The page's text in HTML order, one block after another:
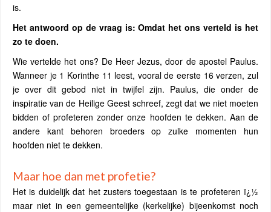
is.
Het antwoord op de vraag is: Omdat het ons verteld is het
zo te doen.
Wie vertelde het ons? De Heer Jezus, door de apostel Paulus.
Wanneer je 1 Korinthe 11 leest, vooral de eerste 16 verzen, zul
je over dit gebod niet in twijfel zijn. Paulus, die onder de
inspiratie van de Heilige Geest schreef, zegt dat we niet moeten
bidden of profeteren zonder onze hoofden te dekken. Aan de
andere kant behoren broeders op zulke momenten hun
hoofden niet te dekken.
Maar hoe dan met profetie?
Het is duidelijk dat het zusters toegestaan is te profeteren ï¿½
maar niet in een gemeentelijke (kerkelijke) bijeenkomst noch